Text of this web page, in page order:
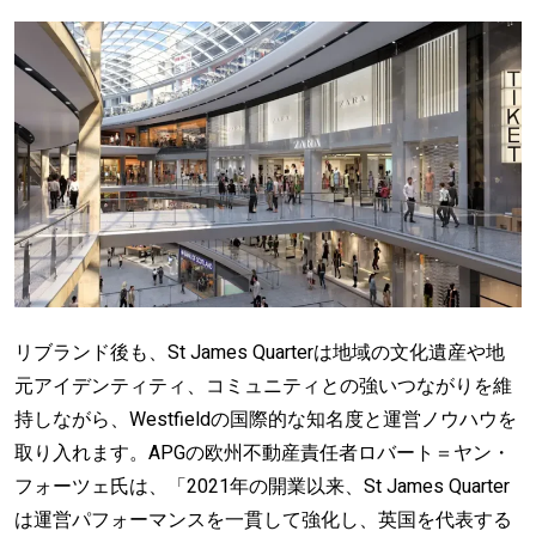
リブランド後も、St James Quarterは地域の文化遺産や地
元アイデンティティ、コミュニティとの強いつながりを維
持しながら、Westfieldの国際的な知名度と運営ノウハウを
取り入れます。APGの欧州不動産責任者ロバート＝ヤン・
フォーツェ氏は、「2021年の開業以来、St James Quarter
は運営パフォーマンスを一貫して強化し、英国を代表する